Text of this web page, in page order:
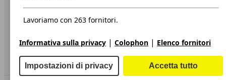
Privacy
Dichiarazione di Accessibilità
Servizi
Area rivenditori
Lavoriamo con 263 fornitori.
Informativa sulla privacy | Colophon | Elenco fornitori
Impostazioni di privacy Accetta tutto